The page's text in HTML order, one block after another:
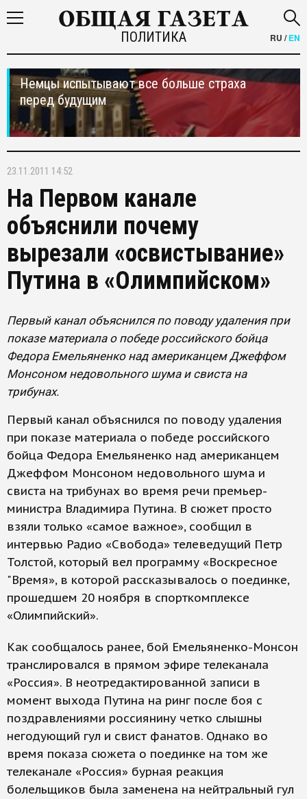
ПОЛИТИКА RU /EN
Немцы испытывают все больше страха
перед будущим
23.11.2011 14:52
На Первом канале
объяснили почему
вырезали «освистывание»
Путина в «Олимпийском»
Первый канал объяснился по поводу удаления при
показе материала о победе российского бойца
Федора Емельяненко над американцем Джеффом
Монсоном недовольного шума и свиста на
трибунах.
Первый канал объяснился по поводу удаления
при показе материала о победе российского
бойца Федора Емельяненко над американцем
Джеффом Монсоном недовольного шума и
свиста на трибунах во время речи премьер-
министра Владимира Путина. В сюжет просто
взяли только «самое важное», сообщил в
интервью Радио «Свобода» телеведущий Петр
Толстой, который вел программу «Воскресное
"Время», в которой рассказывалось о поединке,
прошедшем 20 ноября в спорткомплексе
«Олимпийский».
Как сообщалось ранее, бой Емельяненко-Монсон
транслировался в прямом эфире телеканала
«Россия». В неотредактированной записи в
момент выхода Путина на ринг после боя с
поздравлениями россиянину четко слышны
негодующий гул и свист фанатов. Однако во
время показа сюжета о поединке на том же
телеканале «Россия» бурная реакция
болельщиков была заменена на нейтральный гул